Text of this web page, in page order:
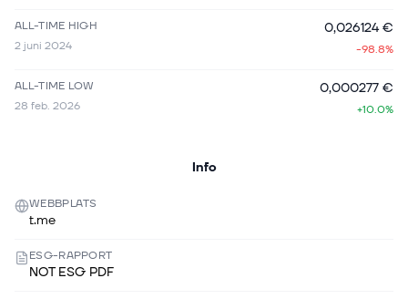
ALL-TIME HIGH
2 juni 2024
0,026124 €
-98.8%
ALL-TIME LOW
28 feb. 2026
0,000277 €
+10.0%
Info
WEBBPLATS
t.me
ESG-RAPPORT
NOT ESG PDF